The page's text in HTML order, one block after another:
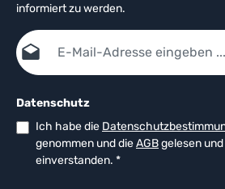
informiert zu werden.
E-Mail-Adresse*
Datenschutz
Ich habe die
genommen und dieAGBgelesen
einverstanden. *